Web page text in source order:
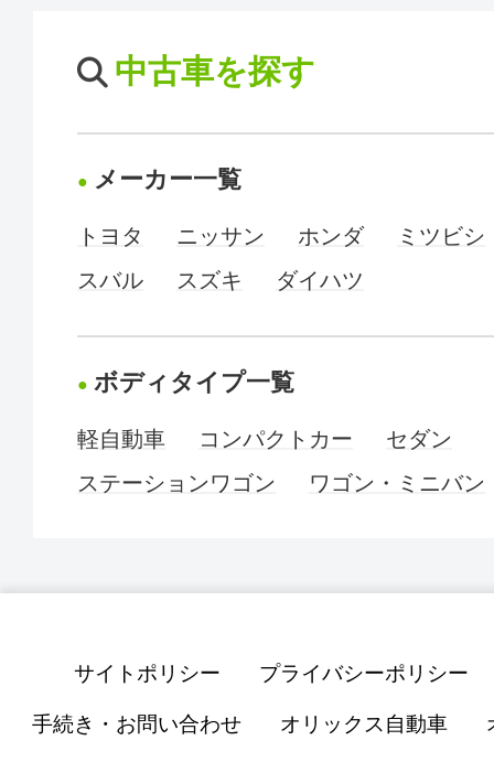
中古車を探す
メーカー一覧
トヨタ ニッサン ホンダ
ミツビシ
スバル
スズキ ダイハツ
ボディタイプ一覧
軽自動車 コンパクトカー
セダン
ステーションワゴン
ワゴン・ミニバン
サイトポリシー プライバシーポリシー
手続き・お問い合わせ オリックス自動車